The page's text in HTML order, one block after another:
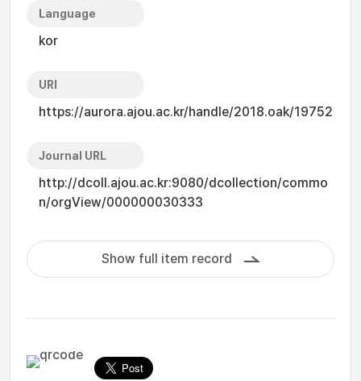
Language
kor
URI
https://aurora.ajou.ac.kr/handle/2018.oak/19752
Journal URL
http://dcoll.ajou.ac.kr:9080/dcollection/commo
n/orgView/000000030333
Show full item record